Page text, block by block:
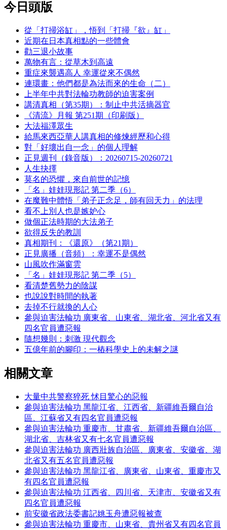
今日頭版
從「打掃浴缸」，悟到「打掃『欲』缸」
近期在日本真相點的一些體會
勸三退小故事
萬物有言：從草木到高遠
重症來襲遇高人 幸運從來不偶然
連環畫：他們都是為法而來的生命（二）
上半年中共對法輪功教師的迫害案例
講清真相（第35期）：制止中共活摘器官
《清流》月報 第251期（印刷版）
大法福澤眾生
給馬來西亞華人講真相的修煉經歷和心得
對「好壞出自一念」的個人理解
正見週刊（錄音版）：20260715-20260721
人生抉擇
莫名的恐懼，來自前世的記憶
「名」娃娃現形記 第二季（6）
在魔難中體悟「弟子正念足，師有回天力」的法理
看不上別人也是嫉妒心
做個正法時期的大法弟子
欲得反失的教訓
真相期刊：《還原》（第21期）
正見廣播（音頻）：幸運不是偶然
山風吹作滿窗雲
「名」娃娃現形記 第二季（5）
看清楚舊勢力的陰謀
也說說對時間的執著
去掉不行就換的人心
參與迫害法輪功 廣東省、山東省、湖北省、河北省又有
四名官員遭惡報
隨想幾則：刺激 現代觀念
五億年前的腳印：一樁科學史上的未解之謎
相關文章
大量中共警察猝死 怵目驚心的惡報
參與迫害法輪功 黑龍江省、江西省、新疆維吾爾自治
區、江蘇省又有四名官員遭惡報
參與迫害法輪功 重慶市、甘肅省、新疆維吾爾自治區、
湖北省、吉林省又有七名官員遭惡報
參與迫害法輪功 廣西壯族自治區、廣東省、安徽省、湖
北省又有五名官員遭惡報
參與迫害法輪功 黑龍江省、廣東省、山東省、重慶市又
有四名官員遭惡報
參與迫害法輪功 江西省、四川省、天津市、安徽省又有
四名官員遭惡報
前安徽省政法委書記姚玉舟遭惡報被查
參與迫害法輪功 重慶市、山東省、貴州省又有四名官員